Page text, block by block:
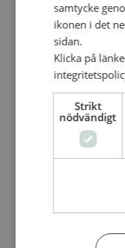
Lediga tjänster
FÖR FÖRSAMLINGAR
För
samtycke
ikonen i det
sidan.
Klicka på
Strikt
nödvändigt